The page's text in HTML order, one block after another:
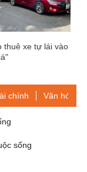
thuê xe tự lái vào
chính Văn hóa-
sống